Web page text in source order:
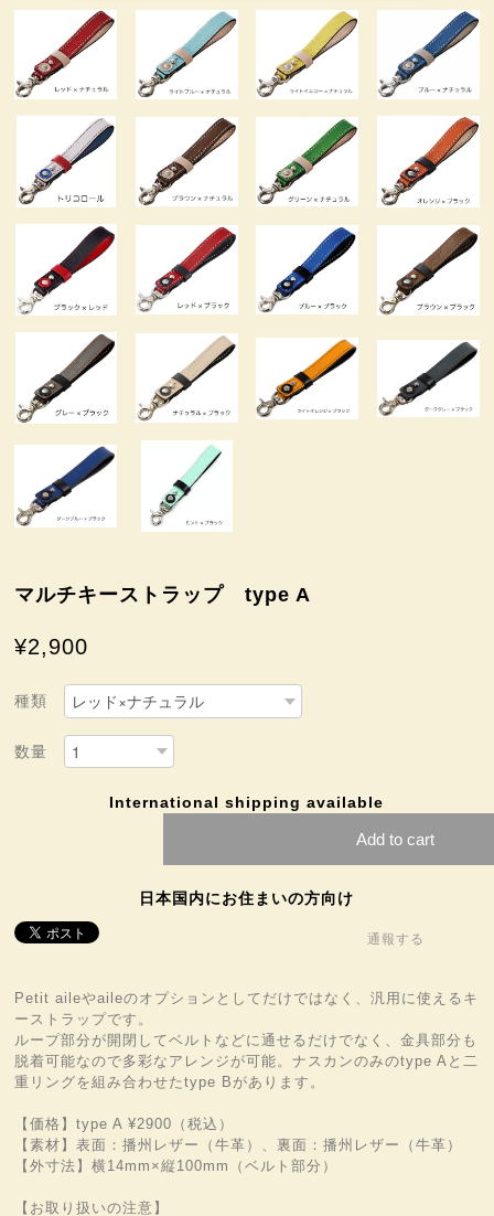
マルチキーストラップ type A
¥2,900
種類
数量
International shipping available
Add to cart
日本国内にお住まいの方向け
通報する
Petit aileやaileのオプションとしてだけではなく、汎用に使えるキ
ーストラップです。
ループ部分が開閉してベルトなどに通せるだけでなく、金具部分も
脱着可能なので多彩なアレンジが可能。ナスカンのみのtype Aと二
重リングを組み合わせたtype Bがあります。
【価格】type A ¥2900（税込）
【素材】表面：播州レザー（牛革）、裏面：播州レザー（牛革）
【外寸法】横14mm×縦100mm（ベルト部分）
【お取り扱いの注意】